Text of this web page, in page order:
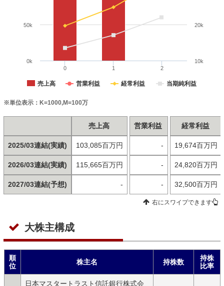
売上高 営業利益 経常利益 当期純利益
0 1 2
0k
50k
10k
20k
※単位表示：K=1000,M=100万
2025/03連結(実績)
2026/03連結(実績)
2027/03連結(予想)
売上高
103,085百万円
115,665百万円
-
営業利益
-
-
-
経常利益
19,674百万円
24,820百万円
32,500百万円
右にスワイプできます
大株主構成
順
位
株主名 持株数
持株
比率
日本マスタートラスト信託銀行株式会